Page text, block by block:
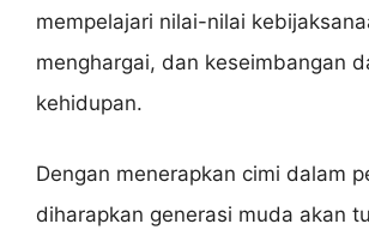
mempelajari nilai-nilai
menghargai, dan keseimbangan
kehidupan.
Dengan menerapkan cimi dalam
diharapkan generasi muda akan